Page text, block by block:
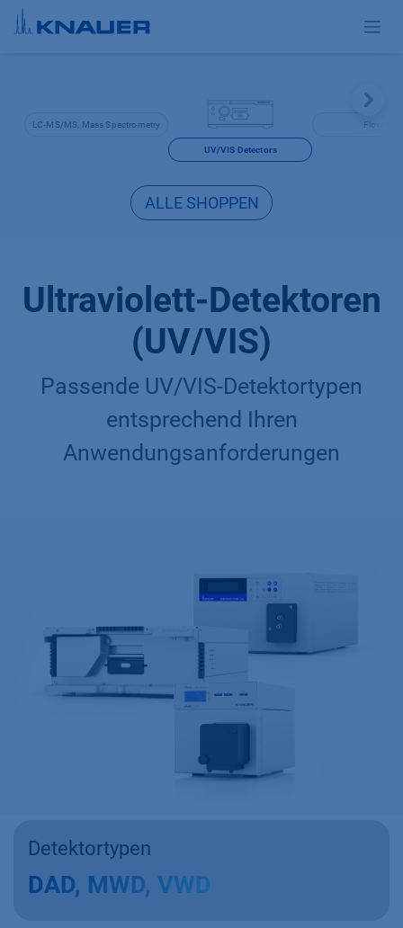
Zum Inhalt springen
LC-MS/MS, Mass Spectrometry
UV/VIS Detectors
Flow
ALLE SHOPPEN
Ultraviolett-Detektoren
(UV/VIS)
Passende UV/VIS-Detektortypen
entsprechend Ihren
Anwendungsanforderungen
Detektortypen
DAD, MWD, VWD